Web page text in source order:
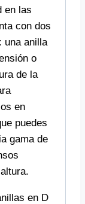
en las
con dos
una anilla
o
de la
en
puedes
gama de
en D